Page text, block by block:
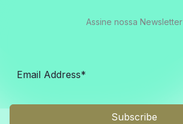
Assine nossa Newsletter
Subscribe